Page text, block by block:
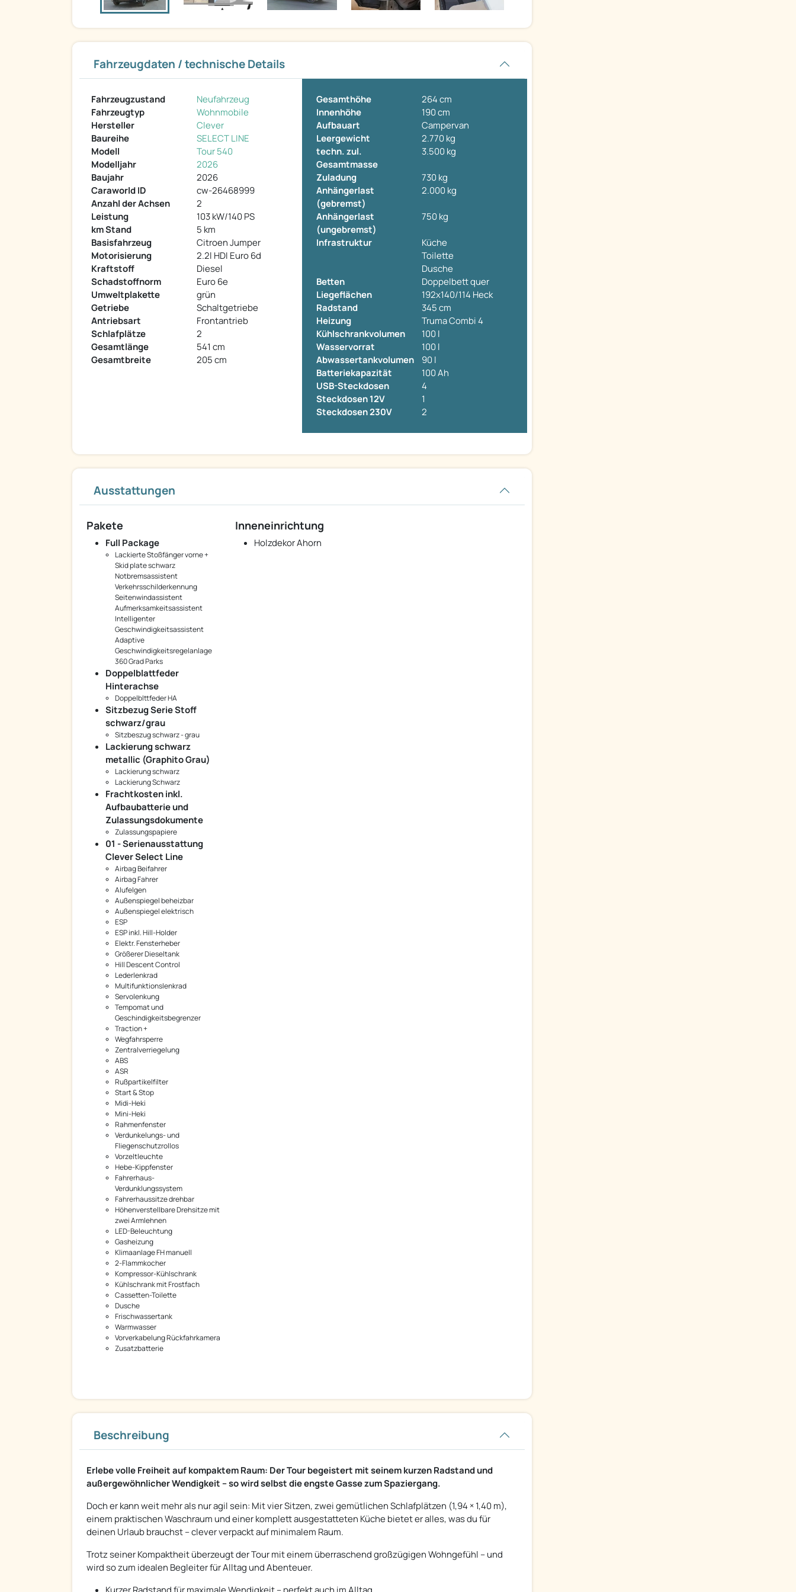
Fahrzeugdaten / technische Details
Fahrzeugzustand
Neufahrzeug
Fahrzeugtyp
Wohnmobile
Hersteller
Clever
Baureihe
SELECT LINE
Modell
Tour 540
Modelljahr
2026
Baujahr
2026
Caraworld ID
cw-26468999
Anzahl der Achsen
2
Leistung
103 kW/140 PS
km Stand
5 km
Basisfahrzeug
Citroen Jumper
Motorisierung
2.2l HDI Euro 6d
Kraftstoff
Diesel
Schadstoffnorm
Euro 6e
Umweltplakette
grün
Getriebe
Schaltgetriebe
Antriebsart
Frontantrieb
Schlafplätze
2
Gesamtlänge
541 cm
Gesamtbreite
205 cm
Gesamthöhe
264 cm
Innenhöhe
190 cm
Aufbauart
Campervan
Leergewicht
2.770 kg
techn. zul.
Gesamtmasse
3.500 kg
Zuladung
730 kg
Anhängerlast
(gebremst)
2.000 kg
Anhängerlast
(ungebremst)
750 kg
Infrastruktur
Küche
Toilette
Dusche
Betten
Doppelbett quer
Liegeflächen
192x140/114 Heck
Radstand
345 cm
Heizung
Truma Combi 4
Kühlschrankvolumen
100 l
Wasservorrat
100 l
Abwassertankvolumen
90 l
Batteriekapazität
100 Ah
USB-Steckdosen
4
Steckdosen 12V
1
Steckdosen 230V
2
Ausstattungen
Pakete
Full Package
Lackierte Stoßfänger vorne +
Skid plate schwarz
Notbremsassistent
Verkehrsschilderkennung
Seitenwindassistent
Aufmerksamkeitsassistent
Intelligenter
Geschwindigkeitsassistent
Adaptive
Geschwindigkeitsregelanlage
360 Grad Parks
Doppelblattfeder
Hinterachse
Doppelblttfeder HA
Sitzbezug Serie Stoff
schwarz/grau
Sitzbeszug schwarz - grau
Lackierung schwarz
metallic (Graphito Grau)
Lackierung schwarz
Lackierung Schwarz
Frachtkosten inkl.
Aufbaubatterie und
Zulassungsdokumente
Zulassungspapiere
01 - Serienausstattung
Clever Select Line
Airbag Beifahrer
Airbag Fahrer
Alufelgen
Außenspiegel beheizbar
Außenspiegel elektrisch
ESP
ESP inkl. Hill-Holder
Elektr. Fensterheber
Größerer Dieseltank
Hill Descent Control
Lederlenkrad
Multifunktionslenkrad
Servolenkung
Tempomat und
Geschindigkeitsbegrenzer
Traction +
Wegfahrsperre
Zentralverriegelung
ABS
ASR
Rußpartikelfilter
Start & Stop
Midi-Heki
Mini-Heki
Rahmenfenster
Verdunkelungs- und
Fliegenschutzrollos
Vorzeltleuchte
Hebe-Kippfenster
Fahrerhaus-
Verdunklungssystem
Fahrerhaussitze drehbar
Höhenverstellbare Drehsitze mit
zwei Armlehnen
LED-Beleuchtung
Gasheizung
Klimaanlage FH manuell
2-Flammkocher
Kompressor-Kühlschrank
Kühlschrank mit Frostfach
Cassetten-Toilette
Dusche
Frischwassertank
Warmwasser
Vorverkabelung Rückfahrkamera
Zusatzbatterie
Inneneinrichtung
Holzdekor Ahorn
Beschreibung
Erlebe volle Freiheit auf kompaktem Raum: Der Tour begeistert mit seinem kurzen Radstand und
außergewöhnlicher Wendigkeit – so wird selbst die engste Gasse zum Spaziergang.
Doch er kann weit mehr als nur agil sein: Mit vier Sitzen, zwei gemütlichen Schlafplätzen (1,94 × 1,40 m),
einem praktischen Waschraum und einer komplett ausgestatteten Küche bietet er alles, was du für
deinen Urlaub brauchst – clever verpackt auf minimalem Raum.
Trotz seiner Kompaktheit überzeugt der Tour mit einem überraschend großzügigen Wohngefühl – und
wird so zum idealen Begleiter für Alltag und Abenteuer.